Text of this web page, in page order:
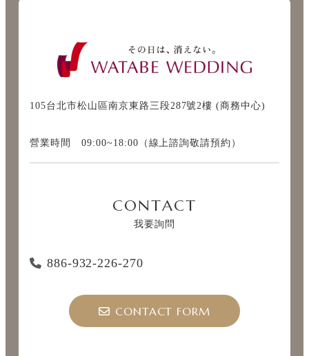
105台北市松山區南京東路三段287號2樓 (商務中心)
營業時間 09:00~18:00（線上諮詢敬請預約）
CONTACT
我要詢問
886-932-226-270
CONTACT FORM